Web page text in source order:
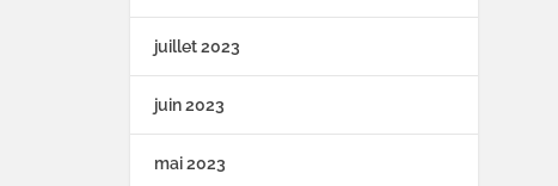
juillet 2023
juin 2023
mai 2023